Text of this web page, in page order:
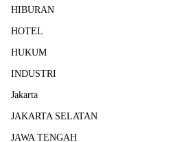
HIBURAN
HOTEL
HUKUM
INDUSTRI
Jakarta
JAKARTA SELATAN
JAWA TENGAH